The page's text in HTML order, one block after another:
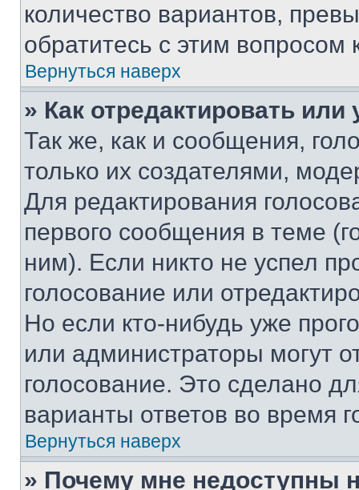
количество вариантов,
обратитесь с этим вопросом
Вернуться наверх
» Как отредактировать
Так же, как и сообщения,
только их создателями,
Для редактирования
первого сообщения в теме
ним). Если никто не успел
голосование или
Но если кто-нибудь уже
или администраторы могут
голосование. Это сделано
варианты ответов во время
Вернуться наверх
» Почему мне недоступны